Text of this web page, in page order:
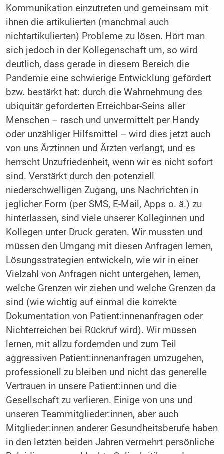
Kommunikation einzutreten und gemeinsam mit
ihnen die artikulierten (manchmal auch
nichtartikulierten) Probleme zu lösen. Hört man
sich jedoch in der Kollegenschaft um, so wird
deutlich, dass gerade in diesem Bereich die
Pandemie eine schwierige Entwicklung gefördert
bzw. bestärkt hat: durch die Wahrnehmung des
ubiquitär geforderten Erreichbar-Seins aller
Menschen – rasch und unvermittelt per Handy
oder unzähliger Hilfsmittel – wird dies jetzt auch
von uns Ärztinnen und Ärzten verlangt, und es
herrscht Unzufriedenheit, wenn wir es nicht sofort
sind. Verstärkt durch den potenziell
niederschwelligen Zugang, uns Nachrichten in
jeglicher Form (per SMS, E-Mail, Apps o. ä.) zu
hinterlassen, sind viele unserer Kolleginnen und
Kollegen unter Druck geraten. Wir mussten und
müssen den Umgang mit diesen Anfragen lernen,
Lösungsstrategien entwickeln, wie wir in einer
Vielzahl von Anfragen nicht untergehen, lernen,
welche Grenzen wir ziehen und welche Grenzen da
sind (wie wichtig auf einmal die korrekte
Dokumentation von Patient:innenanfragen oder
Nichterreichen bei Rückruf wird). Wir müssen
lernen, mit allzu fordernden und zum Teil
aggressiven Patient:innenanfragen umzugehen,
professionell zu bleiben und nicht das generelle
Vertrauen in unsere Patient:innen und die
Gesellschaft zu verlieren. Einige von uns und
unseren Teammitglieder:innen, aber auch
Mitglieder:innen anderer Gesundheitsberufe haben
in den letzten beiden Jahren vermehrt persönliche